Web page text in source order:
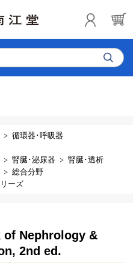
循環器･呼吸器
腎臓･泌尿器
腎臓･透析
総合分野
ーズ
of Nephrology &
2nd ed.